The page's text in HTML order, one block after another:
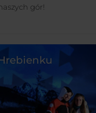
gór!